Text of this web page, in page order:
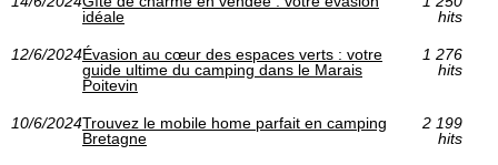
idéale
hits
12/6/2024Évasion au cœur des espaces verts : votre
guide ultime du camping dans le Marais
Poitevin
1 276
hits
10/6/2024Trouvez le mobile home parfait en camping
Bretagne
2 199
hits